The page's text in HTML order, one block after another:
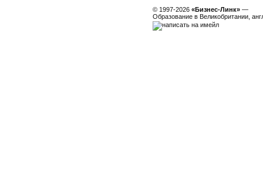
© 1997-2026 «Бизнес-Линк» —
Образование в Великобритании,